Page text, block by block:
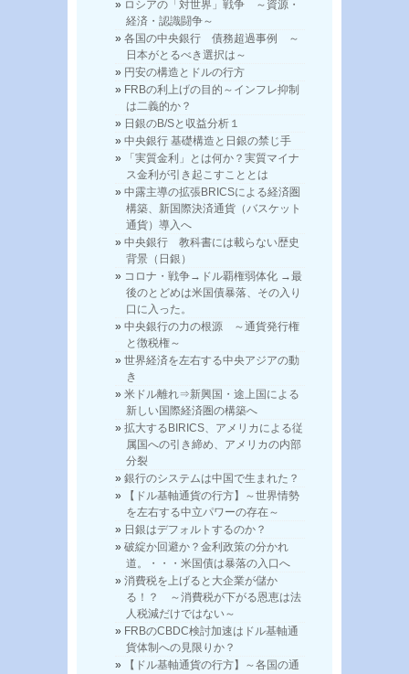
ロシアの「対世界」戦争 ～資源・
経済・認識闘争～
各国の中央銀行 債務超過事例 ～
日本がとるべき選択は～
円安の構造とドルの行方
FRBの利上げの目的～インフレ抑制
は二義的か？
日銀のB/Sと収益分析１
中央銀行 基礎構造と日銀の禁じ手
「実質金利」とは何か？実質マイナ
ス金利が引き起こすこととは
中露主導の拡張BRICSによる経済圏
構築、新国際決済通貨（バスケット
通貨）導入へ
中央銀行 教科書には載らない歴史
背景（日銀）
コロナ・戦争→ドル覇権弱体化 →最
後のとどめは米国債暴落、その入り
口に入った。
中央銀行の力の根源 ～通貨発行権
と徴税権～
世界経済を左右する中央アジアの動
き
米ドル離れ⇒新興国・途上国による
新しい国際経済圏の構築へ
拡大するBIRICS、アメリカによる従
属国への引き締め、アメリカの内部
分裂
銀行のシステムは中国で生まれた？
【ドル基軸通貨の行方】～世界情勢
を左右する中立パワーの存在～
日銀はデフォルトするのか？
破綻か回避か？金利政策の分かれ
道。・・・米国債は暴落の入口へ
消費税を上げると大企業が儲か
る！？ ～消費税が下がる恩恵は法
人税減だけではない～
FRBのCBDC検討加速はドル基軸通
貨体制への見限りか？
【ドル基軸通貨の行方】～各国の通